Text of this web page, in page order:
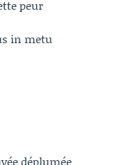
peur
in metu
déplumée